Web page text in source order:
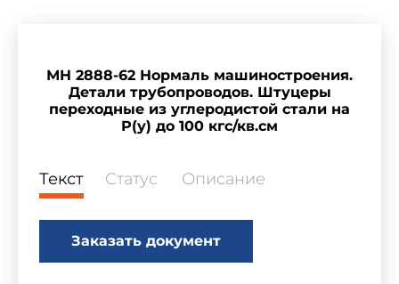
МН 2888-62 Нормаль машиностроения.
Детали трубопроводов. Штуцеры
переходные из углеродистой стали на
Р(у) до 100 кгс/кв.см
Текст Статус Описание
Заказать документ